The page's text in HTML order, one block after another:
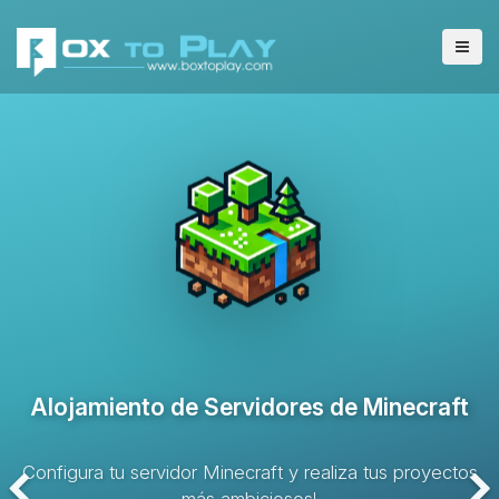
Solución de alojamiento con recursos dedicados y